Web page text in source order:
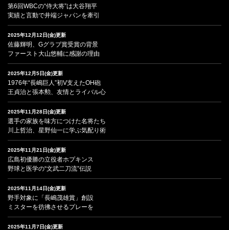
第6回WBCの“侍大将”は大谷翔平
実績と言動で井端ジャパンを牽引
2025年12月12日(金)更新
佐藤輝明、Gグラブ賞受賞の背景
ファースト大山悠輔に感謝の理由
2025年12月5日(金)更新
1976年“長嶋巨人”初V支えたOH砲
王貞治と張本勲、友情とライバル心
2025年11月28日(金)更新
選手の家族を味方につけた名将たち
川上哲治、星野仙一に学ぶ気配り術
2025年11月21日(金)更新
広島初優勝の立役者ホプキンス
野球と医学の“文武二刀流”伝説
2025年11月14日(金)更新
野手対象に「長嶋茂雄賞」創設
ミスターを彷彿させるプレーを
2025年11月7日(金)更新